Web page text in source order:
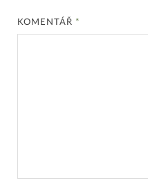
KOMENTÁŘ *